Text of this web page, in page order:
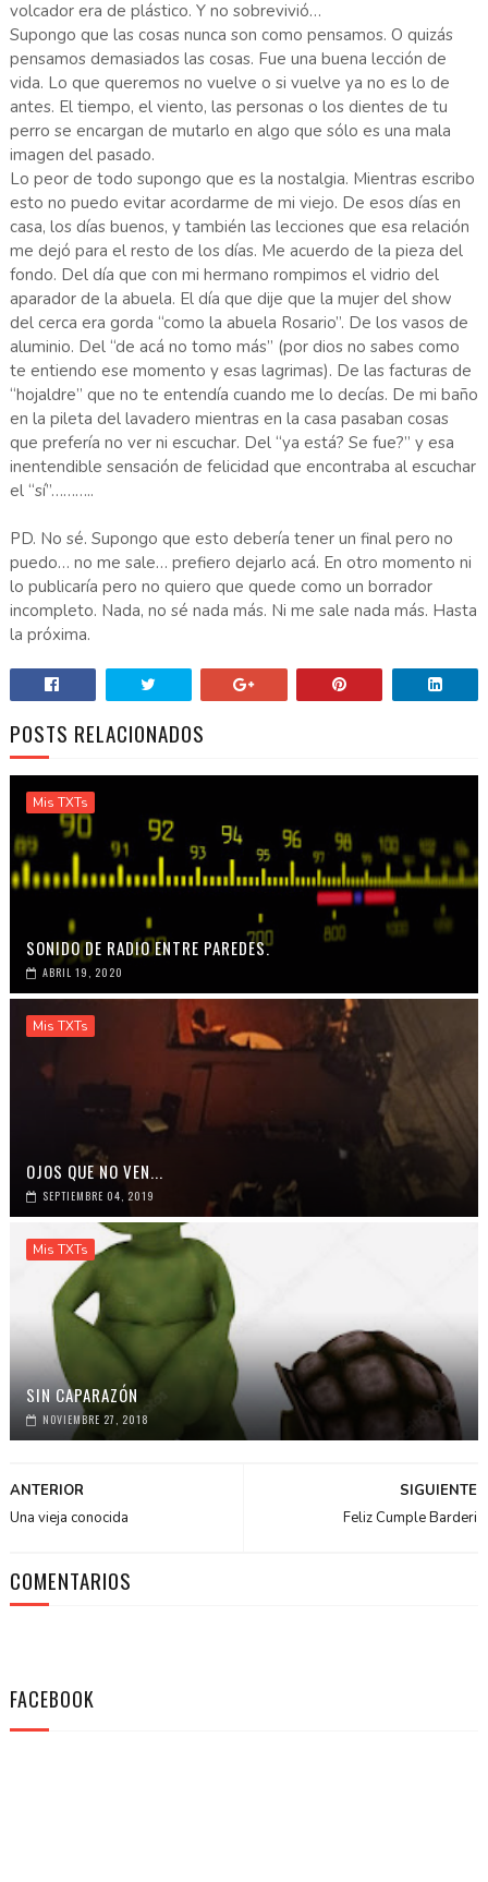
volcador era de plástico. Y no sobrevivió…
Supongo que las cosas nunca son como pensamos. O quizás
pensamos demasiados las cosas. Fue una buena lección de
vida. Lo que queremos no vuelve o si vuelve ya no es lo de
antes. El tiempo, el viento, las personas o los dientes de tu
perro se encargan de mutarlo en algo que sólo es una mala
imagen del pasado.
Lo peor de todo supongo que es la nostalgia. Mientras escribo
esto no puedo evitar acordarme de mi viejo. De esos días en
casa, los días buenos, y también las lecciones que esa relación
me dejó para el resto de los días. Me acuerdo de la pieza del
fondo. Del día que con mi hermano rompimos el vidrio del
aparador de la abuela. El día que dije que la mujer del show
del cerca era gorda “como la abuela Rosario”. De los vasos de
aluminio. Del “de acá no tomo más” (por dios no sabes como
te entiendo ese momento y esas lagrimas). De las facturas de
“hojaldre” que no te entendía cuando me lo decías. De mi baño
en la pileta del lavadero mientras en la casa pasaban cosas
que prefería no ver ni escuchar. Del “ya está? Se fue?” y esa
inentendible sensación de felicidad que encontraba al escuchar
el “sí”………..
PD. No sé. Supongo que esto debería tener un final pero no
puedo… no me sale… prefiero dejarlo acá. En otro momento ni
lo publicaría pero no quiero que quede como un borrador
incompleto. Nada, no sé nada más. Ni me sale nada más. Hasta
la próxima.
POSTS RELACIONADOS
Mis TXTs
SONIDO DE RADIO ENTRE PAREDES.
ABRIL 19, 2020
Mis TXTs
OJOS QUE NO VEN...
SEPTIEMBRE 04, 2019
Mis TXTs
SIN CAPARAZÓN
NOVIEMBRE 27, 2018
SIGUIENTE
Feliz Cumple Barderi
ANTERIOR
Una vieja conocida
COMENTARIOS
FACEBOOK